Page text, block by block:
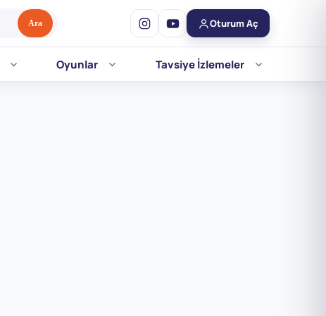
Ara Oturum Aç
Oyunlar Tavsiye İzlemeler